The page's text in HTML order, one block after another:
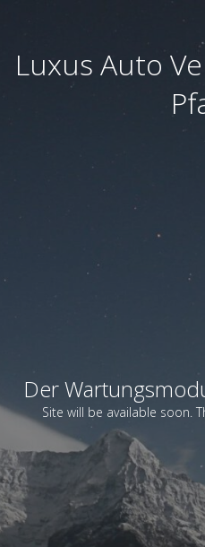
Luxus Auto
Der
Site will be available soon.